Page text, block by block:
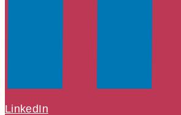
LinkedIn